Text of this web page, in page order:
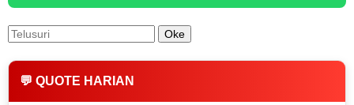
💬 QUOTE HARIAN